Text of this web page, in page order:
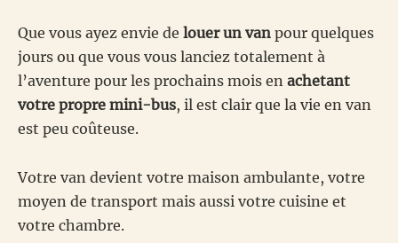
Que vous ayez envie de louer un van pour quelques
jours ou que vous vous lanciez totalement à
l’aventure pour les prochains mois en achetant
votre propre mini-bus, il est clair que la vie en van
est peu coûteuse.
Votre van devient votre maison ambulante, votre
moyen de transport mais aussi votre cuisine et
votre chambre.